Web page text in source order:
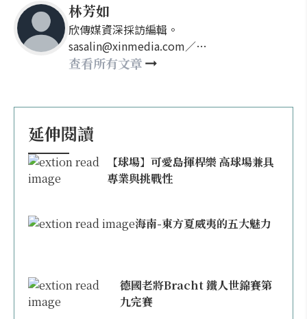
林芳如
欣傳媒資深採訪編輯。
sasalin@xinmedia.com／
happy21917@gmail.com
查看所有文章
延伸閱讀
【球場】可愛島揮桿樂 高球場兼具
專業與挑戰性
海南-東方夏威夷的五大魅力
德國老將Bracht 鐵人世錦賽第
九完賽